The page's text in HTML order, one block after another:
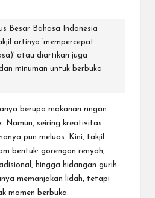
Besar Bahasa Indonesia
artinya ‘mempercepat
atau diartikan juga
minuman untuk berbuka
berupa makanan ringan
Namun, seiring kreativitas
pun meluas. Kini, takjil
bentuk: gorengan renyah,
hingga hidangan gurih
memanjakan lidah, tetapi
momen berbuka.